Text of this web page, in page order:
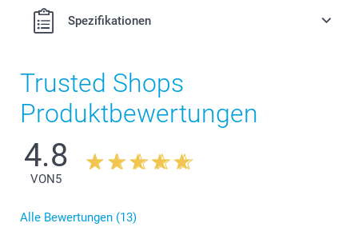
Spezifikationen
Trusted Shops
Produktbewertungen
4.8
VON5
Alle Bewertungen (13)